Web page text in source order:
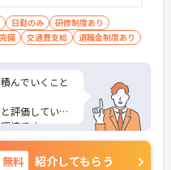
日勤のみ
研修制度あり
備 交通費支給 退職金制度あり
んでいくこと
評価している
境です。
トなど、さら
にご相談くだ
無料 紹介してもらう